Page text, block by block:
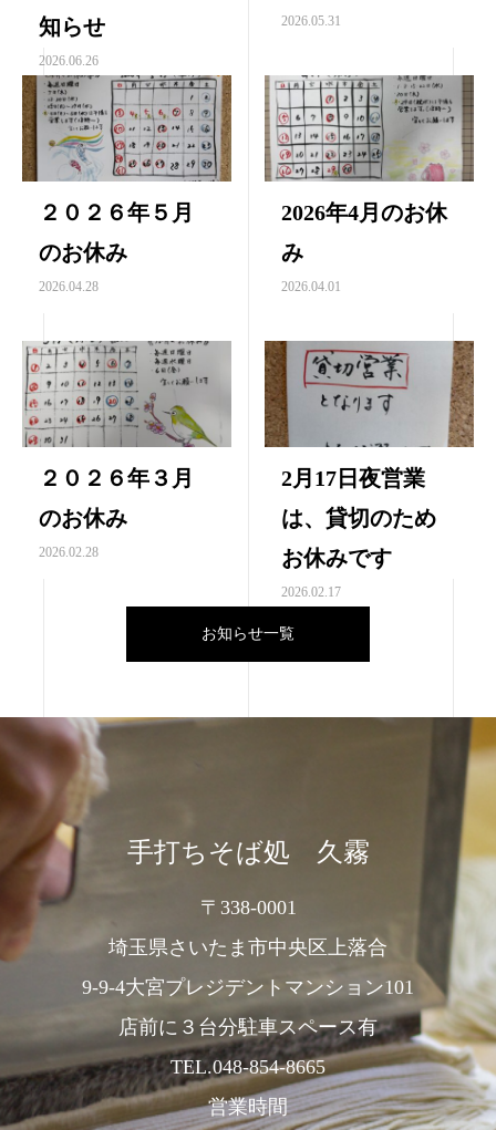
知らせ
2026.06.26
2026.05.31
２０２６年５月
のお休み
2026.04.28
2026年4月のお休
み
2026.04.01
２０２６年３月
のお休み
2026.02.28
2月17日夜営業
は、貸切のため
お休みです
2026.02.17
お知らせ一覧
手打ちそば処 久霧
〒338-0001
埼玉県さいたま市中央区上落合
9-9-4大宮プレジデントマンション101
店前に３台分駐車スペース有
TEL.048-854-8665
営業時間